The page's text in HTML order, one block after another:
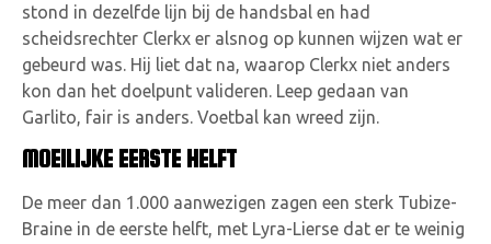
stond in dezelfde lijn bij de handsbal en had
scheidsrechter Clerkx er alsnog op kunnen wijzen wat er
gebeurd was. Hij liet dat na, waarop Clerkx niet anders
kon dan het doelpunt valideren. Leep gedaan van
Garlito, fair is anders. Voetbal kan wreed zijn.
MOEILIJKE EERSTE HELFT
De meer dan 1.000 aanwezigen zagen een sterk Tubize-
Braine in de eerste helft, met Lyra-Lierse dat er te weinig